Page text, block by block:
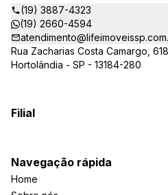
(19) 3887-4323
(19) 2660-4594
Rua Zacharias Costa Camargo,
Hortolândia - SP - 13184-280
Filial
Navegação rápida
Home